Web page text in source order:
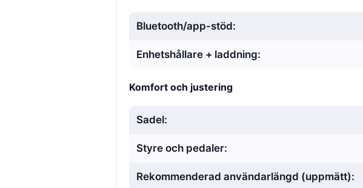
Bluetooth/app-stöd:
Enhetshållare + laddning:
Komfort och justering
Sadel:
Styre och pedaler:
Rekommenderad användarlängd (uppmätt):